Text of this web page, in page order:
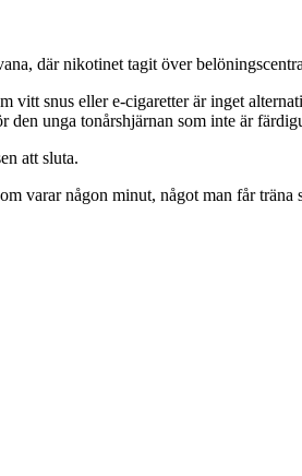
där nikotinet tagit över
vitt snus eller e-cigaretter är inget
unga tonårshjärnan som inte är
att sluta.
varar någon minut, något man får